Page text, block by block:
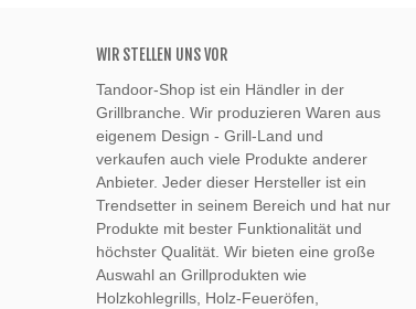
WIR STELLEN UNS VOR
Tandoor-Shop ist ein Händler in der
Grillbranche. Wir produzieren Waren aus
eigenem Design - Grill-Land und
verkaufen auch viele Produkte anderer
Anbieter. Jeder dieser Hersteller ist ein
Trendsetter in seinem Bereich und hat nur
Produkte mit bester Funktionalität und
höchster Qualität. Wir bieten eine große
Auswahl an Grillprodukten wie
Holzkohlegrills, Holz-Feueröfen,